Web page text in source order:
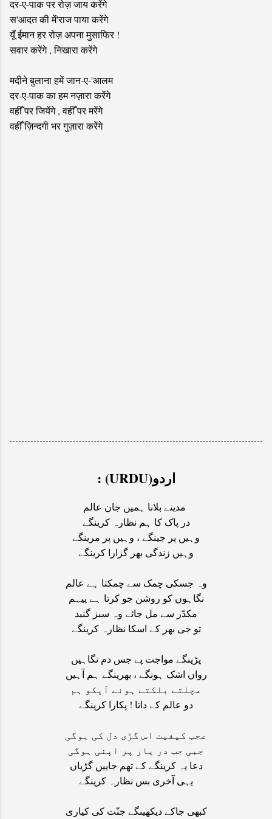
दर-ए-पाक पर रोज़ जाय करेंगे
स'आदत की में'राज पाया करेंगे
यूँ ईमान हर रोज़ अपना मुसाफिर !
सवार करेंगे , निखारा करेंगे
मदीने बुलाना हमें जान-ए-'आलम
दर-ए-पाक का हम नज़ारा करेंगे
वहीँ पर जियेंगे , वहीँ पर मरेंगे
वहीँ ज़िन्दगी भर गुज़ारा करेंगे
: (URDU)اردو
در پاک کا ہم نظارہ کرینگے
وہیں پر جینگے ، وہیں پر مرینگے
وہیں زندگی بھر گزارا کرینگے
وہ جسکی چمک سے چمکتا ہے عالم
نگاہوں کو روشن جو کرتا ہے پیہم
مکدّر سے مل جائے وہ سبز گنبد
تو جی بھر کے اسکا نظارہ کرینگے
پڑینگے مواجت پے جس دم نگاہیں
رواں اشک ہونگے ، بھرینگے ہم آہیں
مچلتے بلکتے ہوئے آپکو ہم
دو عالم کے داتا ! پکارا کرینگے
عجب کیفیت اس گڑی دل کی ہوگی
جبی جب در یار پر اپنی ہوگی
دعا یہ کرینگے کے تھم جاییں گڑیاں
یہی آخری بس نظارہ کرینگے
کبھی جاکے دیکھیںگے جنّت کی کیاری